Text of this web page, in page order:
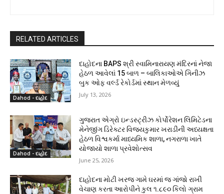
RELATED ARTICLES
Dahod - દાહોદ
દાહોદના BAPS શ્રી સ્વામિનારાયણ મંદિરનાં નેજા
હેઠળ આવેલાં 15 બાળ – બાલિકાઓએ ગિનીઝ
બુક ઓફ વર્લ્ડ રેકોર્ડમાં સ્થાન મેળવ્યું
July 13, 2026
Dahod - દાહોદ
ગુજરાત એગ્રો ઇન્ડસ્ટ્રીઝ કોર્પોરેશન લિમિટેડના
મેનેજીંગ ડિરેક્ટર વિજયકુમાર ખરાડીની અધ્યક્ષતા
હેઠળ વિશ્વકર્મા માધ્યમિક શાળા, નગરાળા ખાતે
યોજાયો શાળા પ્રવેશોત્સવ
June 25, 2026
દાહોદના મોટી ખરજ ગામે ઘરમાં જ ગાંજો રાખી
વેચાણ કરતા આરોપીને કુલ ૧.૮૯૦ કિલો ગ્રામ